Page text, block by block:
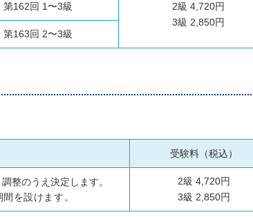
2級 4,720円
3級 2,850円
第162回 1〜3級
第163回 2〜3級
受験料（税込）
整のうえ決定します。
を設けます。
2級 4,720円
3級 2,850円